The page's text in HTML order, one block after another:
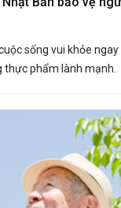
sống vui khỏe
phẩm lành mạnh.